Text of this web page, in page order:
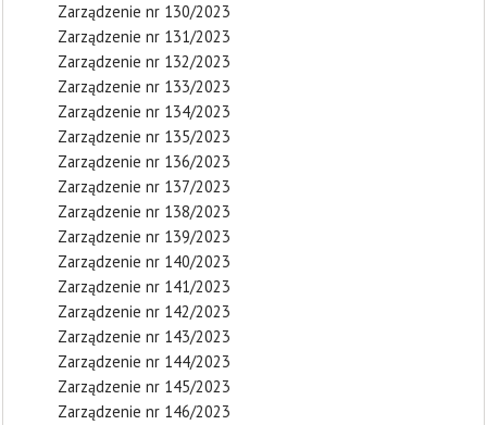
Zarządzenie nr 130/2023
Zarządzenie nr 131/2023
Zarządzenie nr 132/2023
Zarządzenie nr 133/2023
Zarządzenie nr 134/2023
Zarządzenie nr 135/2023
Zarządzenie nr 136/2023
Zarządzenie nr 137/2023
Zarządzenie nr 138/2023
Zarządzenie nr 139/2023
Zarządzenie nr 140/2023
Zarządzenie nr 141/2023
Zarządzenie nr 142/2023
Zarządzenie nr 143/2023
Zarządzenie nr 144/2023
Zarządzenie nr 145/2023
Zarządzenie nr 146/2023